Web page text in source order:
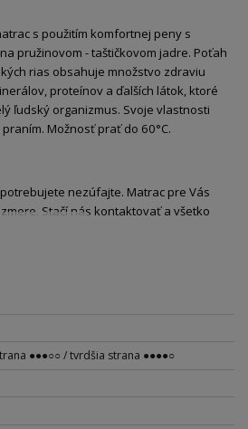
s použitím komfortnej peny s
pružinovom - taštičkovom jadre. Poťah
rias obsahuje množstvo zdraviu
proteínov a ďalších látok, ktoré
ľudský organizmus. Svoje vlastnosti
Možnosť prať do 60°C.
nezúfajte. Matrac pre Vás
Stačí nás kontaktovať a všetko
●●●○○ / tvrdšia strana ●●●●○